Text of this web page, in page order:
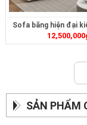
Sofa băng hiện đại
12,500,000
SẢN PHẨM